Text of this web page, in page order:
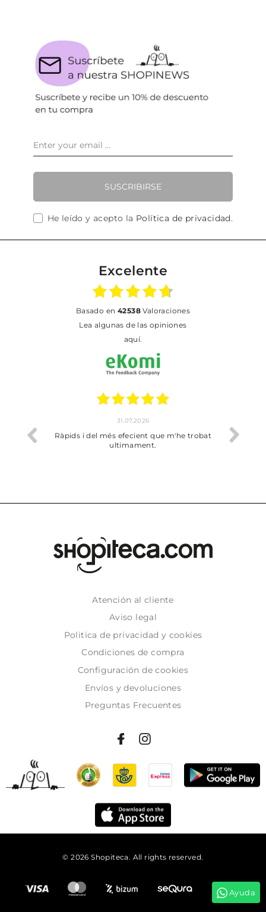
martes!
SUSCRIBIRSE
He leído y acepto la Política de privacidad.
Excelente
basado en 42538Valoraciones
Lea algunas de las opiniones
aquí.
trobat
17.07.2026
Bien pero soy de Vilafranca y no me ha
dejado recoger en tienda
Atención al cliente
Aviso legal
Politica de privacidad y cookies
Condiciones de compra
Configuración de cookies
Envíos y devoluciones
Preguntas Frecuentes
© 2026 Shopiteca. All rights reserved.
Ayuda